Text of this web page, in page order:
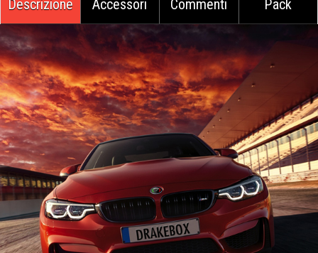
Descrizione Accessori Commenti Pack